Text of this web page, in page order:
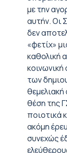
με την
αυτήν. Οι
δεν
«φετίχ»
καθολική
των
θεμελιακή
θέση της
ποιοτικά
ακόμη
συνεχώς